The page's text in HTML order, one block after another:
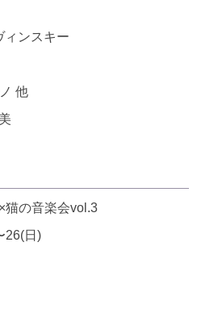
ィンスキー
他
猫の音楽会vol.3
26(日)